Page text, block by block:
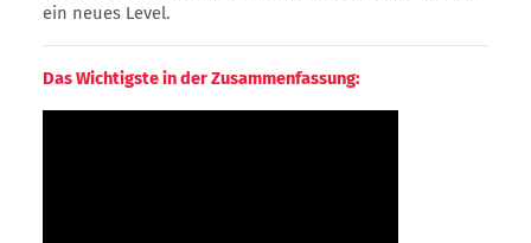
ein neues Level.
Das Wichtigste in der Zusammenfassung: